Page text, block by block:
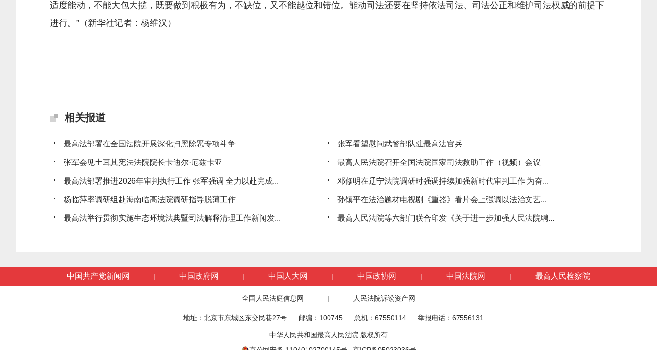
适度能动，不能大包大揽，既要做到积极有为，不缺位，又不能越位和错位。能动司法还要在坚持依法司法、司法公正和维护司法权威的前提下
进行。”（新华社记者：杨维汉）
相关报道
最高法部署在全国法院开展深化扫黑除恶专项斗争 张军看望慰问武警部队驻最高法官兵
张军会见土耳其宪法法院院长卡迪尔·厄兹卡亚 最高人民法院召开全国法院国家司法救助工作（视频）会议
最高法部署推进2026年审判执行工作 张军强调 全力以赴完成... 邓修明在辽宁法院调研时强调持续加强新时代审判工作 为奋...
杨临萍率调研组赴海南临高法院调研指导脱薄工作 孙镇平在法治题材电视剧《重器》看片会上强调以法治文艺...
最高法举行贯彻实施生态环境法典暨司法解释清理工作新闻发... 最高人民法院等六部门联合印发《关于进一步加强人民法院聘...
中国共产党新闻网 | 中国政府网 | 中国人大网 | 中国政协网 | 中国法院网 | 最高人民检察院
全国人民法庭信息网 | 人民法院诉讼资产网
地址：北京市东城区东交民巷27号 邮编：100745 总机：67550114 举报电话：67556131
中华人民共和国最高人民法院 版权所有